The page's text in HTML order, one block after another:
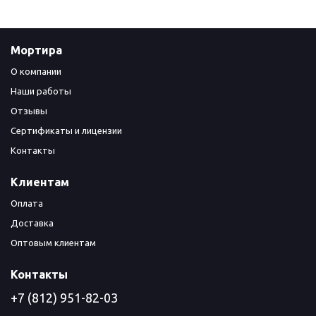
Мортира
О компании
Наши работы
Отзывы
Сертификаты и лицензии
Контакты
Клиентам
Оплата
Доставка
Оптовым клиентам
Контакты
+7 (812) 951-82-03